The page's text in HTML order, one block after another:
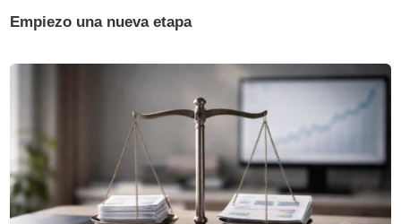
Empiezo una nueva etapa